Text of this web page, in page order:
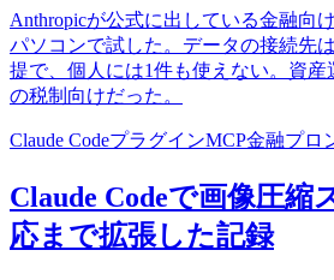
Anthropicが公式に出している金融向
パソコンで試した。データの接続先
提で、個人には1件も使えない。資産
の税制向けだった。
Claude CodeプラグインMCP金融プロ
Claude Codeで画像圧縮
応まで拡張した記録